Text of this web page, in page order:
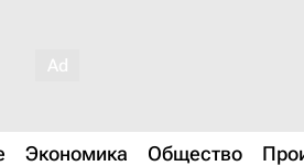
Экономика Общество